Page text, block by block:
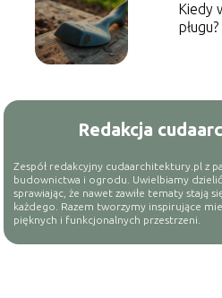
Kiedy
pługu?
Redakcja
Zespół redakcyjny cudaarchitektury.pl z
budownictwa i ogrodu. Uwielbiamy dzielić
sprawiając, że nawet zawiłe tematy stają
każdego. Razem tworzymy inspirujące
pięknych i funkcjonalnych przestrzeni.